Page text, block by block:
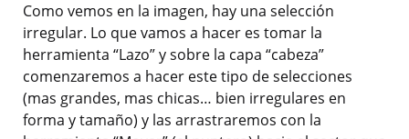
Como vemos en la imagen, hay una selección
irregular. Lo que vamos a hacer es tomar la
herramienta “Lazo” y sobre la capa “cabeza”
comenzaremos a hacer este tipo de selecciones
(mas grandes, mas chicas… bien irregulares en
forma y tamaño) y las arrastraremos con la